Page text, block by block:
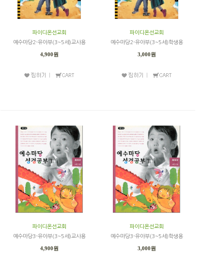
파이디온선교회
예수마당2-유아부(3~5세)교사용
4,900원
파이디온선교회
예수마당2-유아부(3~5세)학생용
3,000원
파이디온선교회
예수마당3-유아부(3~5세)교사용
4,900원
파이디온선교회
예수마당3-유아부(3~5세)학생용
3,000원